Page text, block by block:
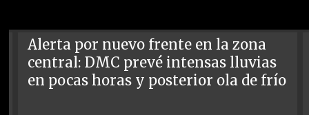
Alerta por nuevo frente en la zona
central: DMC prevé intensas lluvias
en pocas horas y posterior ola de frío